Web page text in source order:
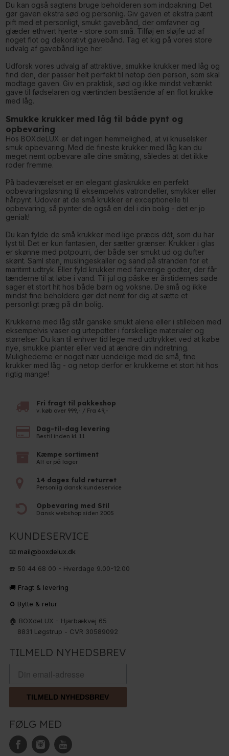
Du kan også sagtens bruge beholderen som indpakning. Det
gør gaven ekstra sød og personlig. Giv gaven et ekstra pænt
pift med et personligt, smukt gavebånd, der omfavner og
glæder ethvert hjerte - store som små. Tilføj en sløjfe ud af
noget flot og dekorativt gavebånd. Tag et kig på vores store
udvalg af gavebånd lige her.
Udforsk vores udvalg af attraktive, smukke krukker med låg og
find den, der passer helt perfekt til netop den person, som skal
modtage gaven. Giv en praktisk, sød og ikke mindst veltænkt
gave til fødselaren og værtinden bestående af en flot krukke
med låg.
Smukke krukker med låg til både pynt og
opbevaring
Hos BOXdeLUX er det ingen hemmelighed, at vi knuselsker
smuk opbevaring. Med de fineste krukker med låg kan du
meget nemt opbevare alle dine småting, således at det ikke
roder fremme.
På badeværelset er en elegant glaskrukke en perfekt
opbevaringsløsning til eksempelvis vatrondeller, smykker eller
hårpynt. Udover at de små krukker er exceptionelle til
opbevaring, så pynter de også en del i din bolig - det er jo
genialt!
Du kan fylde de små krukker med lige præcis dét, som du har
lyst til. Det er kun fantasien, der sætter grænser. Krukker i glas
er skønne med potpourri, der både ser smukt ud og dufter
skønt. Saml sten, muslingeskaller og sand på stranden for et
maritimt udtryk. Eller fyld krukker med farverige godter, der får
tænderne til at løbe i vand. Til jul og påske er årstidernes søde
sager et stort hit hos både børn og voksne. De små og ikke
mindst fine beholdere gør det nemt for dig at sætte et
personligt præg på din bolig.
Krukkerne med låg står ganske smukt alene eller i stilleben med
eksempelvis vaser og urtepotter i forskellige materialer og
størrelser. Du kan til enhver tid lege med udtrykket ved at købe
nye, smukke planter eller ved at ændre din indretning.
Mulighederne er noget nær uendelige med de små, fine
krukker med låg - og netop derfor er krukkerne et stort hit hos
rigtig mange!
Fri fragt til pakkeshop
v. køb over 999,- / Fra 49,-
Dag-til-dag levering
Bestil inden kl. 11
Kæmpe sortiment
Alt er på lager
14 dages fuld returret
Personlig dansk kundeservice
Opbevaring med Stil
Dansk webshop siden 2005
KUNDESERVICE
📧 mail@boxdelux.dk
☎️ 50 44 68 00 - Hverdage 9.00-12.00
🚚 Fragt & levering
♻️ Bytte & retur
🏠 BOXdeLUX - Hjarbækvej 65
8831 Løgstrup - CVR 30589092
TILMELD NYHEDSBREV
TILMELD NYHEDSBREV
FØLG MED